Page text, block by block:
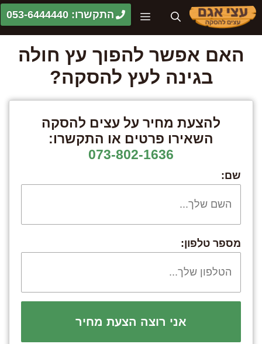
לדלג
לתוכן
תפריטהתקשרו: 053-6444440
האם אפשר להפוך עץ חולה
בגינה לעץ להסקה?
להצעת מחיר על עצים להסקה
השאירו פרטים או התקשרו:
073-802-1636
שם:
מספר טלפון: